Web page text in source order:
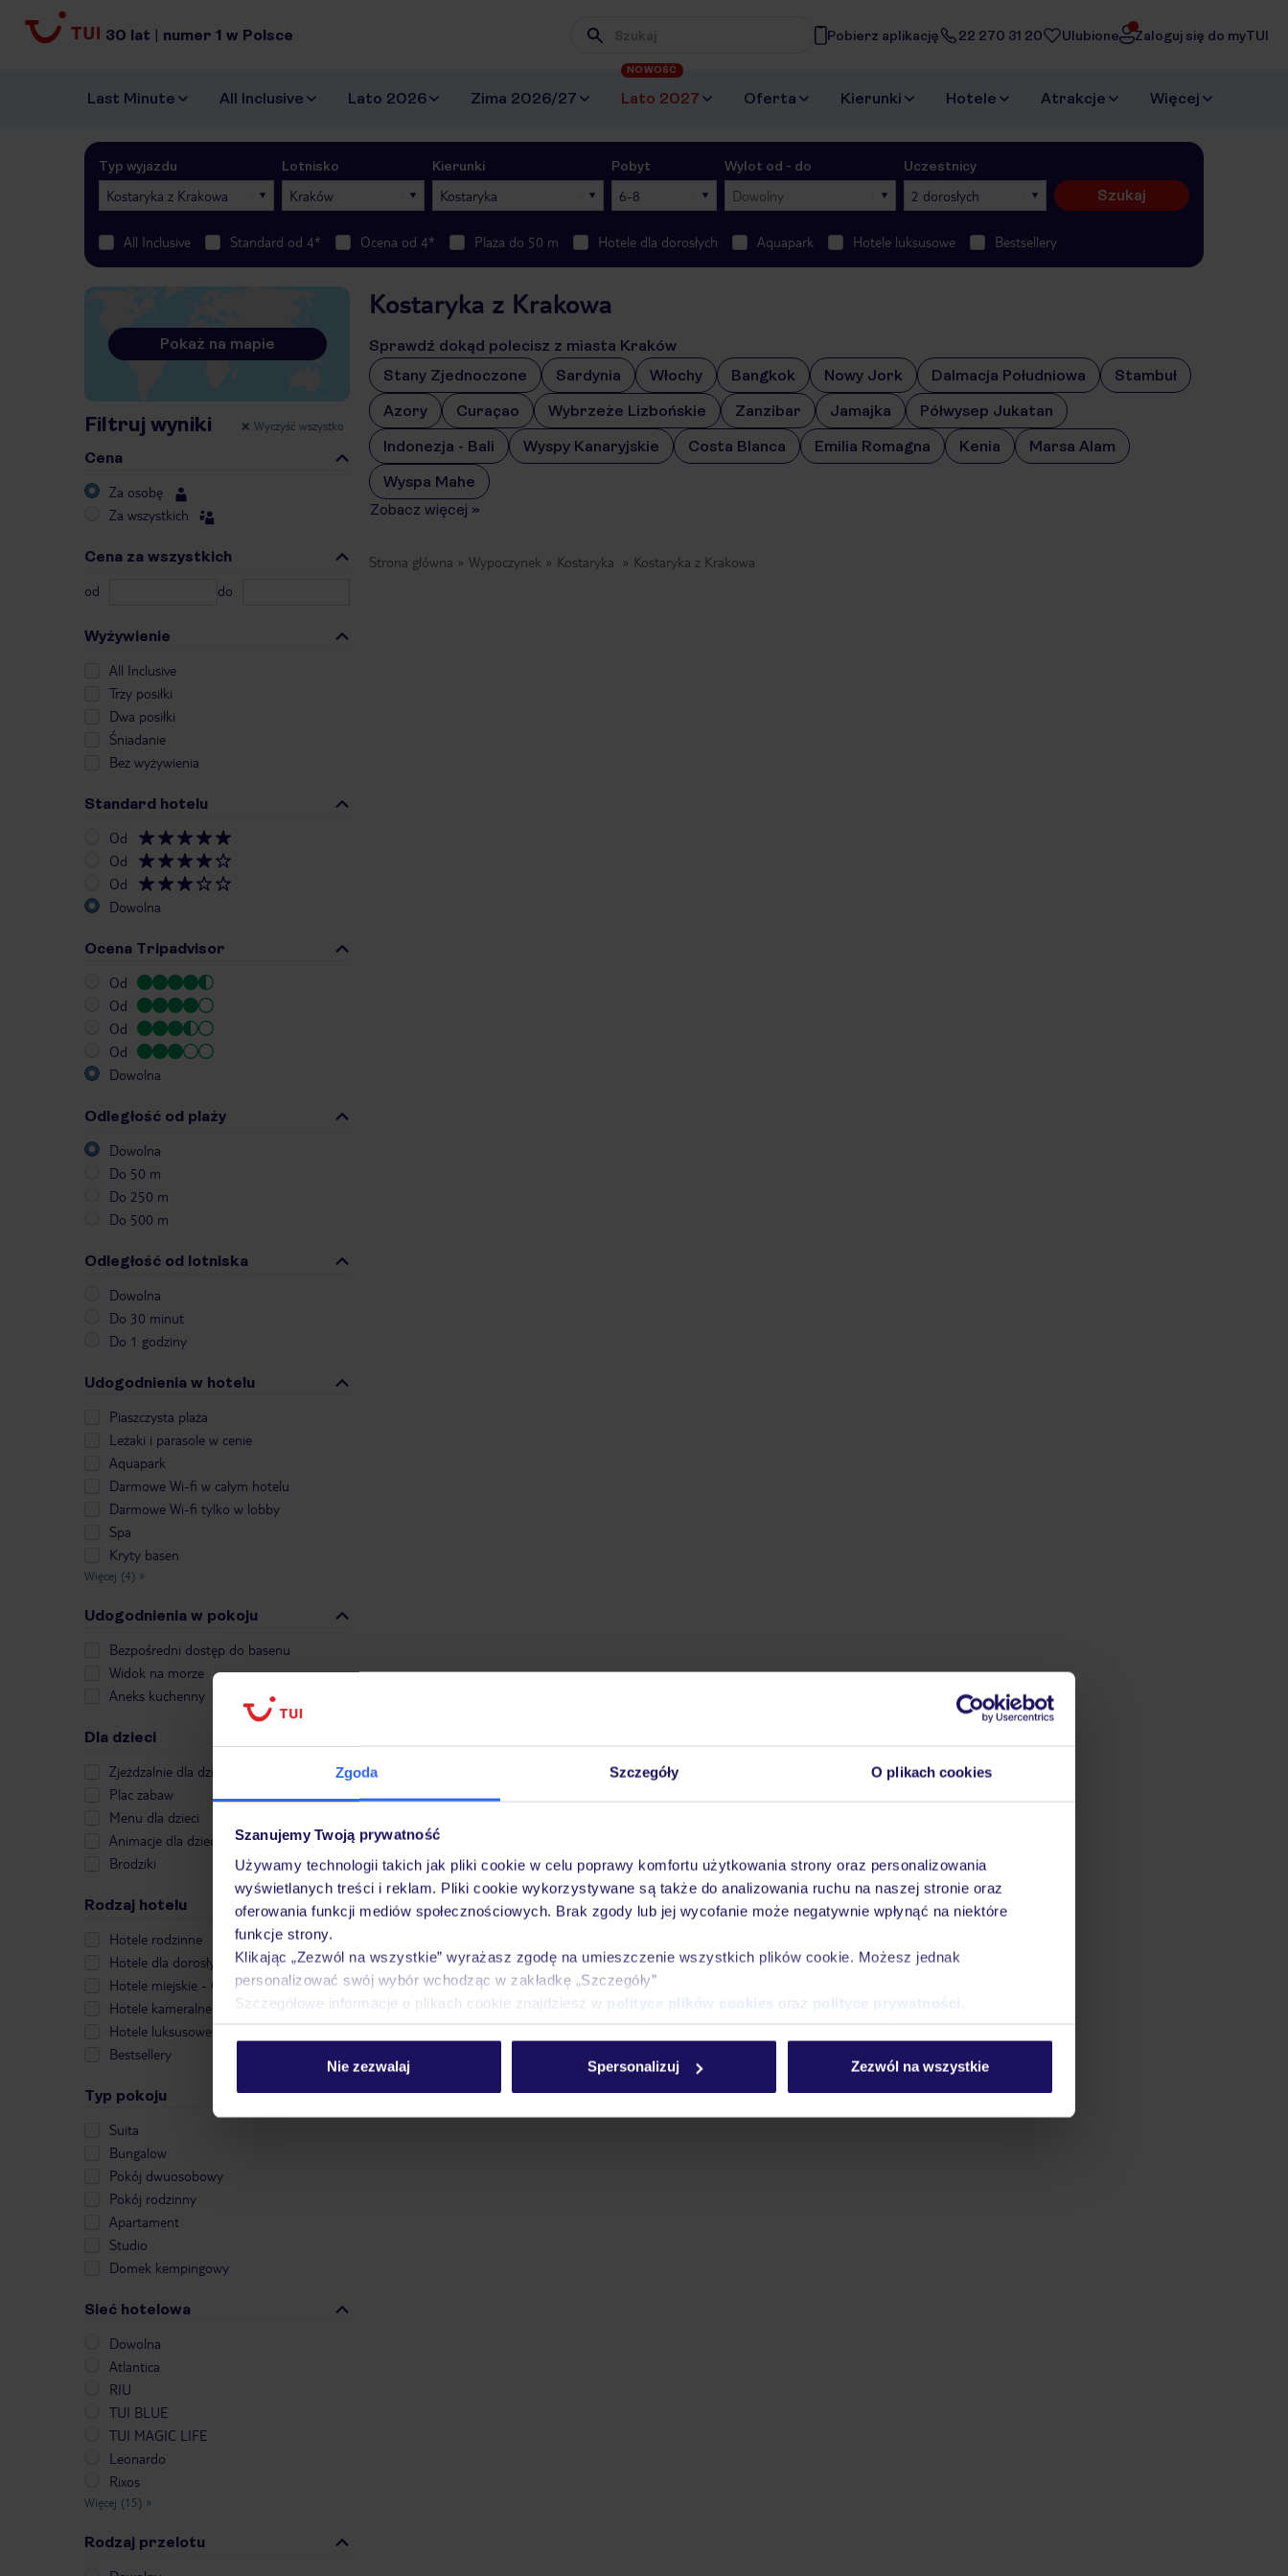
Zgoda Szczegóły O plikach cookies
Szanujemy Twoją prywatność
Używamy technologii takich jak pliki cookie w celu poprawy komfortu użytkowania strony oraz personalizowania
wyświetlanych treści i reklam. Pliki cookie wykorzystywane są także do analizowania ruchu na naszej stronie oraz
oferowania funkcji mediów społecznościowych. Brak zgody lub jej wycofanie może negatywnie wpłynąć na niektóre
funkcje strony.
Klikając „Zezwól na wszystkie” wyrażasz zgodę na umieszczenie wszystkich plików cookie. Możesz jednak
personalizować swój wybór wchodząc w zakładkę „Szczegóły”
Szczegółowe informacje o plikach cookie znajdziesz w polityce plików cookies oraz polityce prywatności
Nie zezwalaj Spersonalizuj Zezwól na wszystkie
30 lat | numer 1 w Polsce Wpisz frazę, której szukasz
Pobierz aplikację 22 270 31 20 Ulubione Zaloguj się do myTUI
Last Minute All Inclusive Lato 2026 Zima 2026/27 Lato 2027
NOWOŚĆ
Oferta Kierunki Hotele Atrakcje Więcej
Typ wyjazdu
Kostaryka z Krakowa
Lotnisko
Kraków
Kierunki
Kostaryka
Pobyt
6-8
Wylot od - do
Dowolny
Uczestnicy
2 dorosłych Szukaj
All Inclusive Standard od 4* Ocena od 4* Plaża do 50 m Hotele dla dorosłych Aquapark Hotele luksusowe Bestsellery
Pokaż na mapie
Filtruj wyniki Wyczyść wszystko
Cena
Za osobę
Za wszystkich
Cena za wszystkich
od do
Wyżywienie
All Inclusive
Trzy posiłki
Dwa posiłki
Śniadanie
Bez wyżywienia
Standard hotelu
Od
Od
Od
Dowolna
Ocena Tripadvisor
Od
Od
Od
Od
Dowolna
Odległość od plaży
Dowolna
Do 50 m
Do 250 m
Do 500 m
Odległość od lotniska
Dowolna
Do 30 minut
Do 1 godziny
Udogodnienia w hotelu
Piaszczysta plaża
Leżaki i parasole w cenie
Aquapark
Darmowe Wi-fi w całym hotelu
Darmowe Wi-fi tylko w lobby
Spa
Kryty basen
Więcej (4) »
Udogodnienia w pokoju
Bezpośredni dostęp do basenu
Widok na morze
Aneks kuchenny
Dla dzieci
Zjeżdzalnie dla dzieci
Plac zabaw
Menu dla dzieci
Animacje dla dzieci
Brodziki
Rodzaj hotelu
Hotele rodzinne
Hotele dla dorosłych
Hotele miejskie - City Break
Hotele kameralne
Hotele luksusowe
Bestsellery
Typ pokoju
Suita
Bungalow
Pokój dwuosobowy
Pokój rodzinny
Apartament
Studio
Domek kempingowy
Sieć hotelowa
Dowolna
Atlantica
RIU
TUI BLUE
TUI MAGIC LIFE
Leonardo
Rixos
Więcej (15) »
Rodzaj przelotu
Kostaryka z Krakowa
Sprawdź dokąd polecisz z miasta Kraków
Stany Zjednoczone
Sardynia Włochy Bangkok Nowy Jork Dalmacja Południowa
Stambuł
Azory
Curaçao Wybrzeże Lizbońskie Zanzibar Jamajka
Półwysep Jukatan
Indonezja - Bali
Wyspy Kanaryjskie Costa Blanca Emilia Romagna Kenia
Marsa Alam
Wyspa Mahe
Zobacz więcej »
Strona główna Wypoczynek Kostaryka Kostaryka z Krakowa